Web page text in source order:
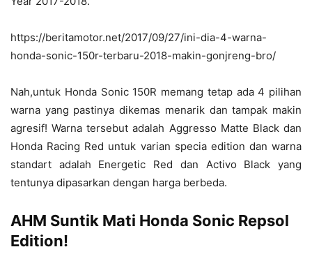
https://beritamotor.net/2017/09/27/ini-dia-4-warna-
honda-sonic-150r-terbaru-2018-makin-gonjreng-bro/
Nah,untuk Honda Sonic 150R memang tetap ada 4 pilihan
warna yang pastinya dikemas menarik dan tampak makin
agresif! Warna tersebut adalah Aggresso Matte Black dan
Honda Racing Red untuk varian specia edition dan warna
standart adalah Energetic Red dan Activo Blackyang
tentunya dipasarkan dengan harga berbeda.
AHM Suntik Mati Honda Sonic Repsol
Edition!